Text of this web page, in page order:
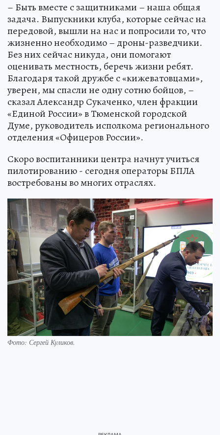
– Быть вместе с защитниками – наша общая
задача. Выпускники клуба, которые сейчас на
передовой, вышли на нас и попросили то, что
жизненно необходимо – дроны-разведчики.
Без них сейчас никуда, они помогают
оценивать местность, беречь жизни ребят.
Благодаря такой дружбе с «кижеватовцами»,
уверен, мы спасли не одну сотню бойцов, –
сказал Александр Сукаченко, член фракции
«Единой России» в Тюменской городской
Думе, руководитель исполкома регионального
отделения «Офицеров России».
Скоро воспитанники центра начнут учиться
пилотированию - сегодня операторы БПЛА
востребованы во многих отраслях.
Фото: Сергей Куликов.